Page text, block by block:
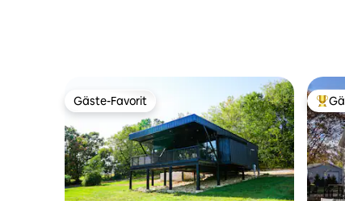
Gäste-Favorit
Gäste-Favorit